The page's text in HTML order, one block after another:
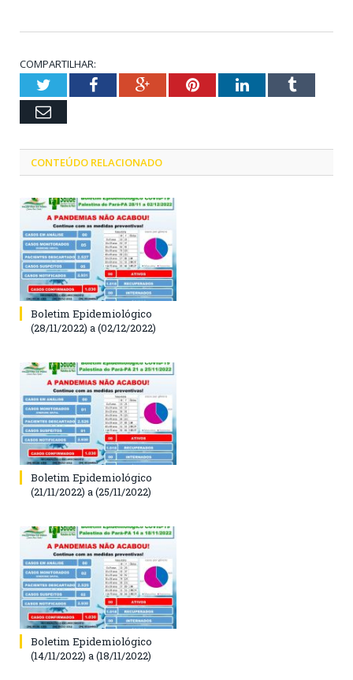
COMPARTILHAR:
TwitterFacebookGoogle+PinterestLinkedInTumblr
Email
CONTEÚDO RELACIONADO
Boletim Epidemiológico
(28/11/2022) a (02/12/2022)
Boletim Epidemiológico
(21/11/2022) a (25/11/2022)
Boletim Epidemiológico
(14/11/2022) a (18/11/2022)